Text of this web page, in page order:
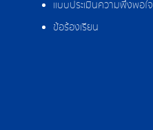
แบบประเมินความพึงพอใจ
ข้อร้องเรียน